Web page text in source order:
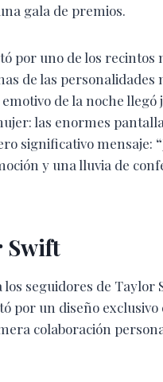
gala de premios.
por uno de los recintos
de las personalidades
de la noche llegó
las enormes
significativo mensaje:
y una lluvia de
Swift
seguidores de Taylor
por un diseño
colaboración